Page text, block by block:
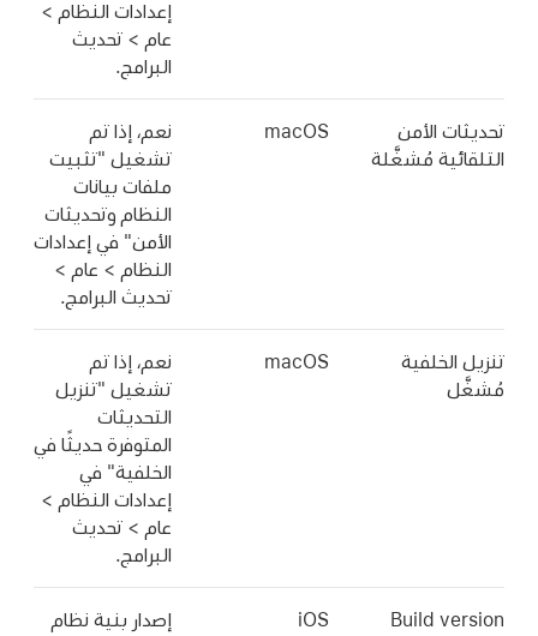
إعدادات النظام >
عام > تحديث
البرامج.
تحديثات الأمن
التلقائية مُشغَّلة
macOS
نعم، إذا تم
تشغيل "تثبيت
ملفات بيانات
النظام وتحديثات
الأمن" في إعدادات
النظام > عام >
تحديث البرامج.
تنزيل الخلفية
مُشغَّل
macOS
نعم، إذا تم
تشغيل "تنزيل
التحديثات
المتوفرة حديثًا في
الخلفية" في
إعدادات النظام >
عام > تحديث
البرامج.
Build version
iOS
إصدار بنية نظام